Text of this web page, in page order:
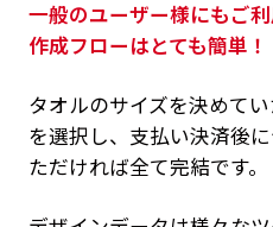
一般のユーザー様にもご利
作成フローはとても簡単！
タオルのサイズを決めて
を選択し、支払い決済後
ただければ全て完結です。